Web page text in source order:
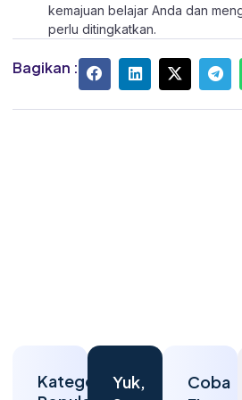
kemajuan belajar Anda dan
perlu ditingkatkan.
Bagikan :
Kategori
Yuk,
Coba